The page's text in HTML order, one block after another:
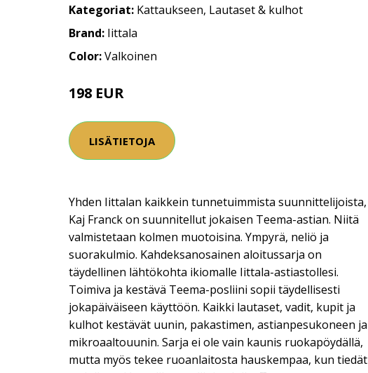
Kategoriat: Kattaukseen, Lautaset & kulhot
Brand: Iittala
Color:Valkoinen
198 EUR
LISÄTIETOJA
Yhden Iittalan kaikkein tunnetuimmista suunnittelijoista,
Kaj Franck on suunnitellut jokaisen Teema-astian. Niitä
valmistetaan kolmen muotoisina. Ympyrä, neliö ja
suorakulmio. Kahdeksanosainen aloitussarja on
täydellinen lähtökohta ikiomalle Iittala-astiastollesi.
Toimiva ja kestävä Teema-posliini sopii täydellisesti
jokapäiväiseen käyttöön. Kaikki lautaset, vadit, kupit ja
kulhot kestävät uunin, pakastimen, astianpesukoneen ja
mikroaaltouunin. Sarja ei ole vain kaunis ruokapöydällä,
mutta myös tekee ruoanlaitosta hauskempaa, kun tiedät